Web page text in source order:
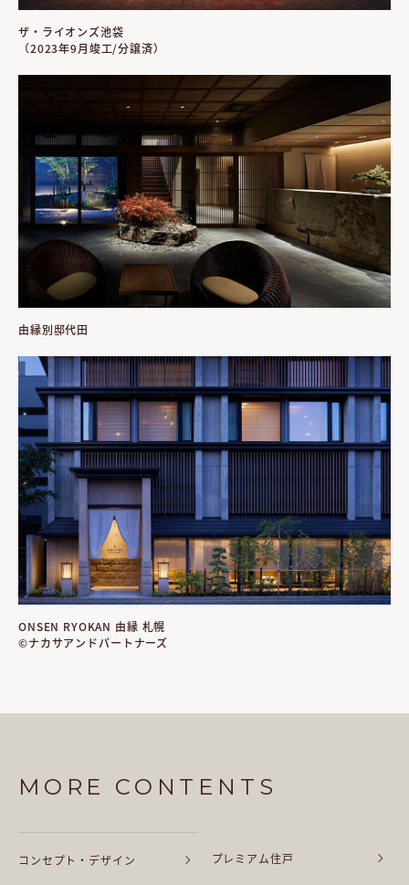
ザ・ライオンズ池袋
（2023年9月竣工/分譲済）
由縁別邸代田
ONSEN RYOKAN 由縁 札幌
©ナカサアンドパートナーズ
MORE CONTENTS
コンセプト・デザイン プレミアム住戸